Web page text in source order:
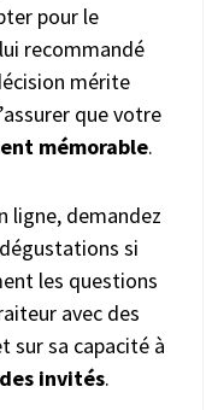
pour le
recommandé
mérite
que votre
mémorable.
ligne, demandez
si
les questions
avec des
sur sa capacité à
invités.